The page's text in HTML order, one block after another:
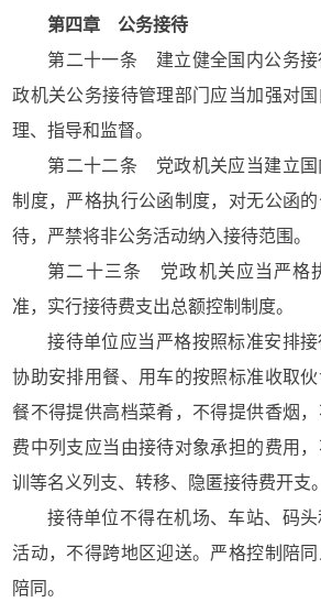
第四章 公务接待
第二十一条 建立健全国内公务接
政机关公务接待管理部门应当加强对
理、指导和监督。
第二十二条 党政机关应当建立国
制度，严格执行公函制度，对无公函
待，严禁将非公务活动纳入接待范围。
第二十三条 党政机关应当严格
准，实行接待费支出总额控制制度。
接待单位应当严格按照标准安排接
协助安排用餐、用车的按照标准收取
餐不得提供高档菜肴，不得提供香烟
费中列支应当由接待对象承担的费用
训等名义列支、转移、隐匿接待费开支。
接待单位不得在机场、车站、码
活动，不得跨地区迎送。严格控制陪
陪同。